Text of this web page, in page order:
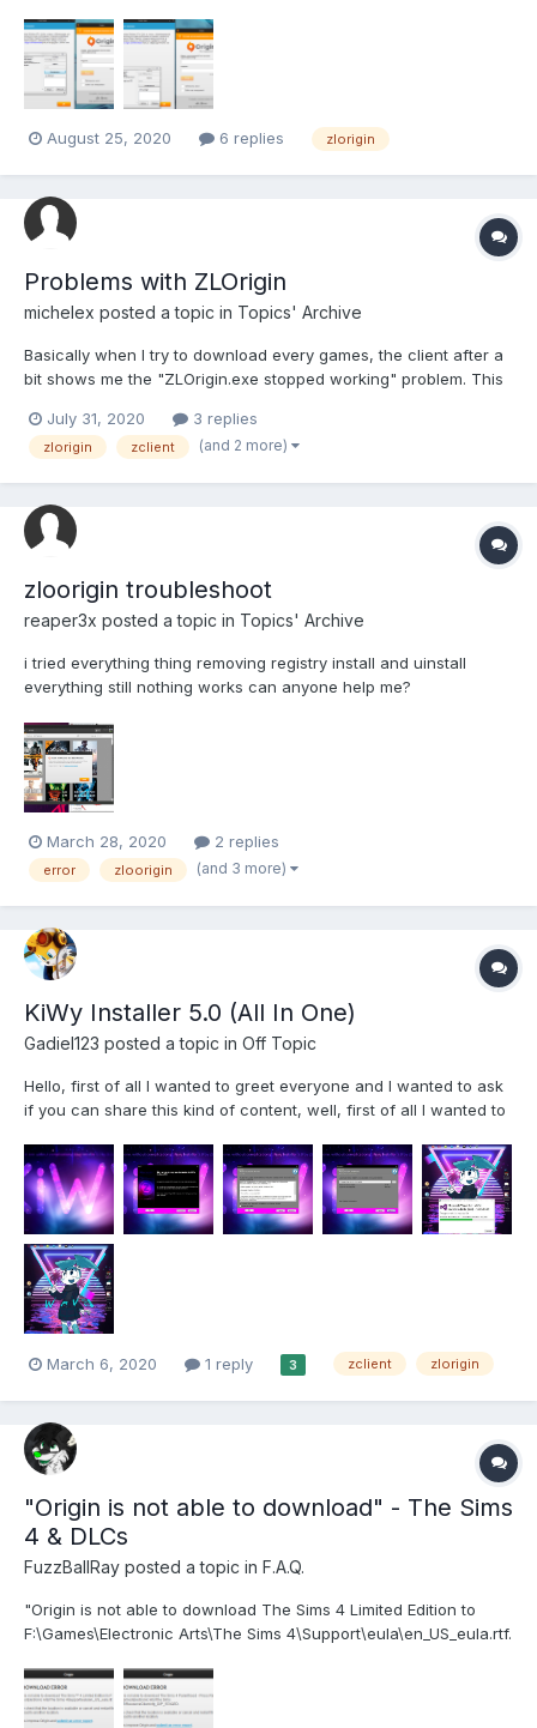
официального Originа на компьютере нет, как и антивируса
(стандартная защита windows 7 отключена), файрвол не
блокирует подключен...
August 25, 2020 6 replies zlorigin
Problems with ZLOrigin
michelex posted a topic in Topics' Archive
Basically when I try to download every games, the client after a
bit shows me the "ZLOrigin.exe stopped working" problem. This
knows how to fix it?
July 31, 2020 3 replies
zlorigin zclient (and 2 more)
zloorigin troubleshoot
reaper3x posted a topic in Topics' Archive
i tried everything thing removing registry install and uinstall
everything still nothing works can anyone help me?
March 28, 2020 2 replies
error zloorigin (and 3 more)
KiWy Installer 5.0 (All In One)
Gadiel123 posted a topic in Off Topic
Hello, first of all I wanted to greet everyone and I wanted to ask
if you can share this kind of content, well, first of all I wanted to
about 2 years and I only published it in my YouTube tutorials,
that were very successful and without...
March 6, 2020 1 reply 3 zclient zlorigin
"Origin is not able to download" - The Sims
4 & DLCs
FuzzBallRay posted a topic in F.A.Q.
"Origin is not able to download The Sims 4 Limited Edition to
F:\Games\Electronic Arts\The Sims 4\Support\eula\en_US_eula.rtf.
the download to another location." or DLCs are like: "Origin is
not able to down...